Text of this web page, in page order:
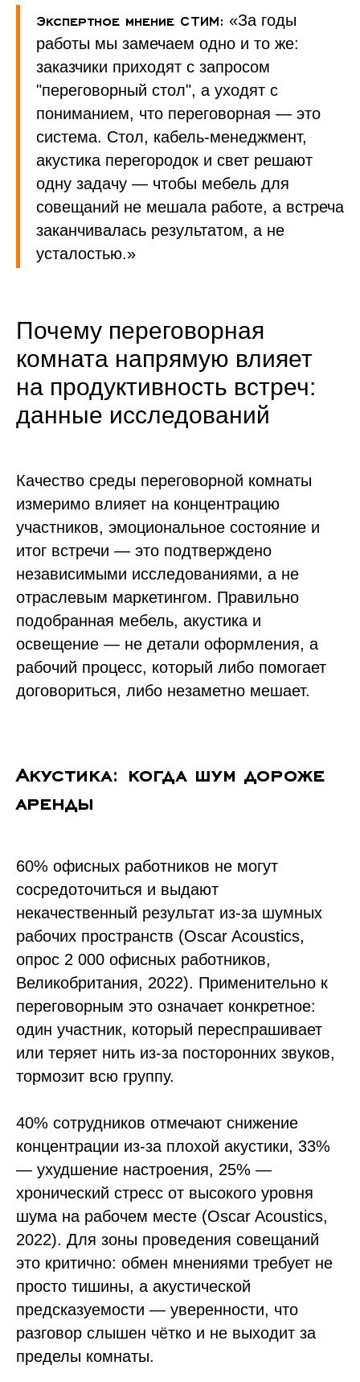
Экспертное мнение СТИМ: «За годы
работы мы замечаем одно и то же:
заказчики приходят с запросом
"переговорный стол", а уходят с
пониманием, что переговорная — это
система. Стол, кабель-менеджмент,
акустика перегородок и свет решают
одну задачу — чтобы мебель для
совещаний не мешала работе, а встреча
заканчивалась результатом, а не
усталостью.»
Почему переговорная
комната напрямую влияет
на продуктивность встреч:
данные исследований
Качество среды переговорной комнаты
измеримо влияет на концентрацию
участников, эмоциональное состояние и
итог встречи — это подтверждено
независимыми исследованиями, а не
отраслевым маркетингом. Правильно
подобранная мебель, акустика и
освещение — не детали оформления, а
рабочий процесс, который либо помогает
договориться, либо незаметно мешает.
Акустика: когда шум дороже
аренды
60% офисных работников не могут
сосредоточиться и выдают
некачественный результат из-за шумных
рабочих пространств (Oscar Acoustics,
опрос 2 000 офисных работников,
Великобритания, 2022). Применительно к
переговорным это означает конкретное:
один участник, который переспрашивает
или теряет нить из-за посторонних звуков,
тормозит всю группу.
40% сотрудников отмечают снижение
концентрации из-за плохой акустики, 33%
— ухудшение настроения, 25% —
хронический стресс от высокого уровня
шума на рабочем месте (Oscar Acoustics,
2022). Для зоны проведения совещаний
это критично: обмен мнениями требует не
просто тишины, а акустической
предсказуемости — уверенности, что
разговор слышен чётко и не выходит за
пределы комнаты.